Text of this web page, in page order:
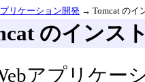
リケーション開発 → Tomcat のイ
のインス
アプリケー